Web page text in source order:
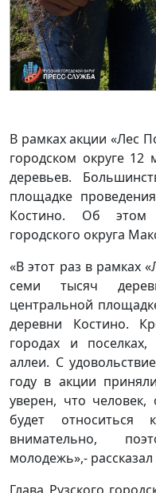
В рамках акции «Лес
городском округе
деревьев.
площадке
Костино. Об этом
городского округа
«В этот раз в рамках
семи тысяч
центральной
деревни Костино.
городах и
аллеи. С
году в акции
уверен, что
будет относиться
внимательно,
молодежь»,-